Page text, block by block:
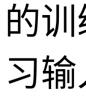
的
习